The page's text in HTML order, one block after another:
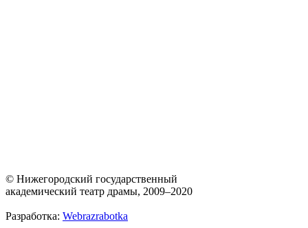
© Нижегородский государственный
академический театр драмы, 2009–2020
Разработка: Webrazrabotka